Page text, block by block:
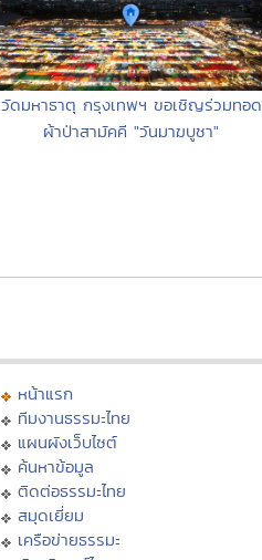
วัดมหาธาตุ กรุงเทพฯ ขอเชิญร่วมทอด
ผ้าป่าสามัคคี "วันมาฆบูชา"
หน้าแรก
ทีมงานธรรมะไทย
แผนผังเว็บไซต์
ค้นหาข้อมูล
ติดต่อธรรมะไทย
สมุดเยี่ยม
เครือข่ายธรรมะ